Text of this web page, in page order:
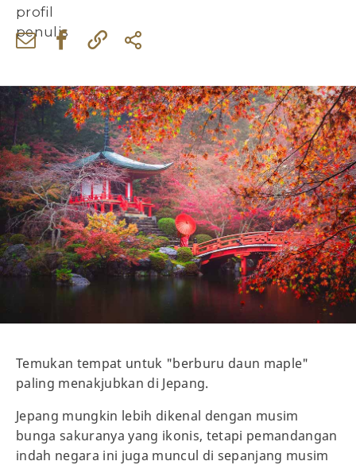
Temukan tempat untuk "berburu daun maple"
paling menakjubkan di Jepang.
Jepang mungkin lebih dikenal dengan musim
bunga sakuranya yang ikonis, tetapi pemandangan
indah negara ini juga muncul di sepanjang musim